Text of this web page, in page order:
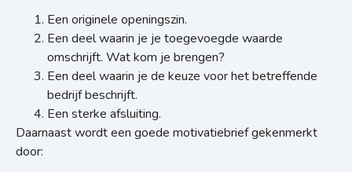
Een originele openingszin.
Een deel waarin je je toegevoegde waarde
omschrijft. Wat kom je brengen?
Een deel waarin je de keuze voor het betreffende
bedrijf beschrijft.
Een sterke afsluiting.
Daarnaast wordt een goede motivatiebrief gekenmerkt
door: